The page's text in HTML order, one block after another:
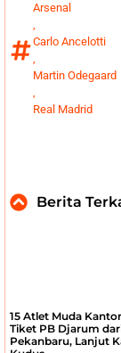
Arsenal
,
Carlo Ancelotti
,
Martin Odegaard
,
Real Madrid
Berita
15 Atlet Muda
Tiket PB Djarum
Pekanbaru, Lanjut